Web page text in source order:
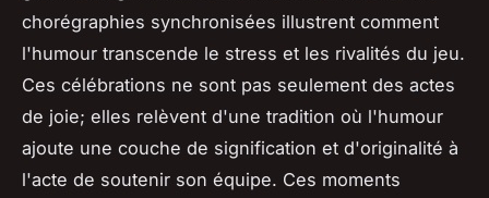
chorégraphies synchronisées illustrent comment
l'humour transcende le stress et les rivalités du jeu.
Ces célébrations ne sont pas seulement des actes
de joie; elles relèvent d'une tradition où l'humour
ajoute une couche de signification et d'originalité à
l'acte de soutenir son équipe. Ces moments